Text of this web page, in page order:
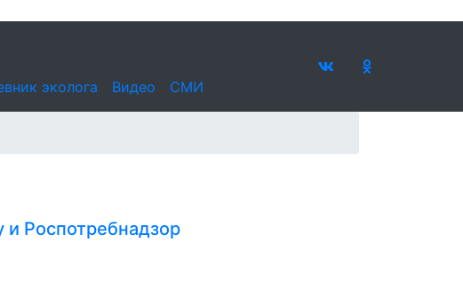
эколога Видео СМИ
Роспотребнадзор